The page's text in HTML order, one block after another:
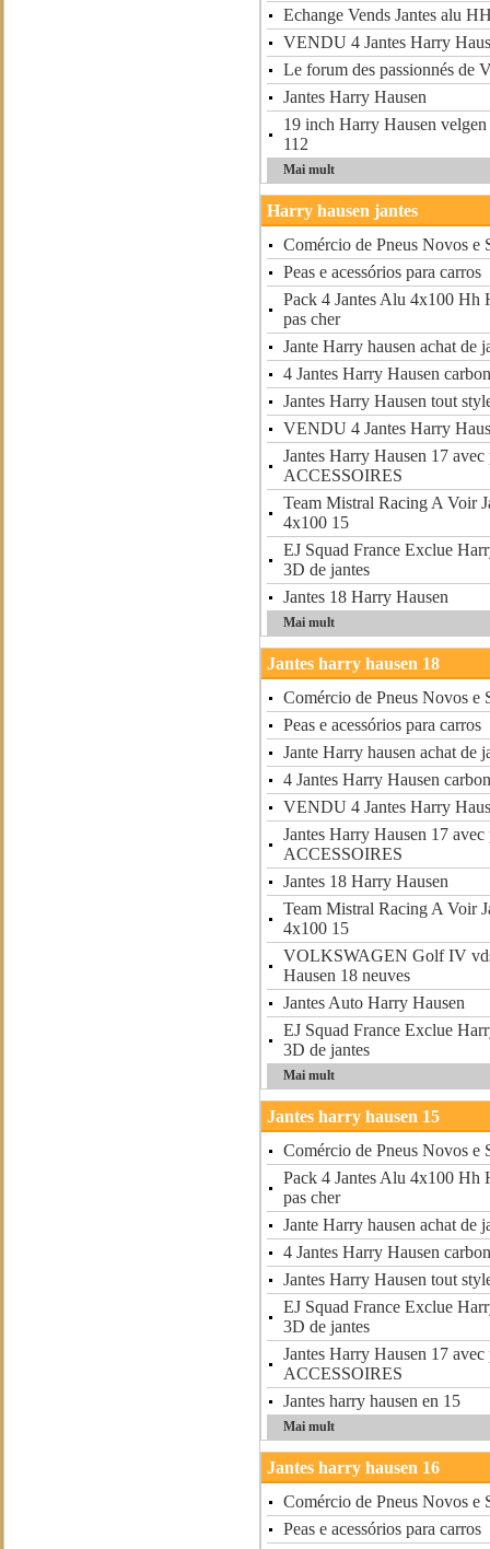
Echange Vends Jantes alu
VENDU 4 Jantes Harry
Le forum des passionnés de
Jantes Harry Hausen
19 inch Harry Hausen
112
Mai mult
Harry hausen jantes
Comércio de Pneus Novos e
Peas e acessórios para carros
Pack 4 Jantes Alu 4x100 Hh
pas cher
Jante Harry hausen achat de
4 Jantes Harry Hausen
Jantes Harry Hausen tout
VENDU 4 Jantes Harry
Jantes Harry Hausen 17
ACCESSOIRES
Team Mistral Racing A Voir
4x100 15
EJ Squad France Exclue
3D de jantes
Jantes 18 Harry Hausen
Mai mult
Jantes harry hausen 18
Comércio de Pneus Novos e
Peas e acessórios para carros
Jante Harry hausen achat de
4 Jantes Harry Hausen
VENDU 4 Jantes Harry
Jantes Harry Hausen 17
ACCESSOIRES
Jantes 18 Harry Hausen
Team Mistral Racing A Voir
4x100 15
VOLKSWAGEN Golf IV
Hausen 18 neuves
Jantes Auto Harry Hausen
EJ Squad France Exclue
3D de jantes
Mai mult
Jantes harry hausen 15
Comércio de Pneus Novos e
Pack 4 Jantes Alu 4x100 Hh
pas cher
Jante Harry hausen achat de
4 Jantes Harry Hausen
Jantes Harry Hausen tout
EJ Squad France Exclue
3D de jantes
Jantes Harry Hausen 17
ACCESSOIRES
Jantes harry hausen en 15
Mai mult
Jantes harry hausen 16
Comércio de Pneus Novos e
Peas e acessórios para carros